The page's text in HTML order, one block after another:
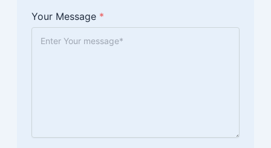
Your Message *